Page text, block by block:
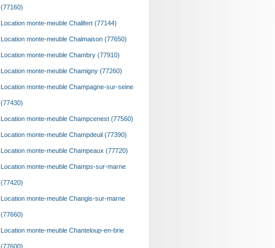
(77160)
Location monte-meuble Chalifert (77144)
Location monte-meuble Chalmaison (77650)
Location monte-meuble Chambry (77910)
Location monte-meuble Chamigny (77260)
Location monte-meuble Champagne-sur-seine
(77430)
Location monte-meuble Champcenest (77560)
Location monte-meuble Champdeuil (77390)
Location monte-meuble Champeaux (77720)
Location monte-meuble Champs-sur-marne
(77420)
Location monte-meuble Changis-sur-marne
(77660)
Location monte-meuble Chanteloup-en-brie
(77600)